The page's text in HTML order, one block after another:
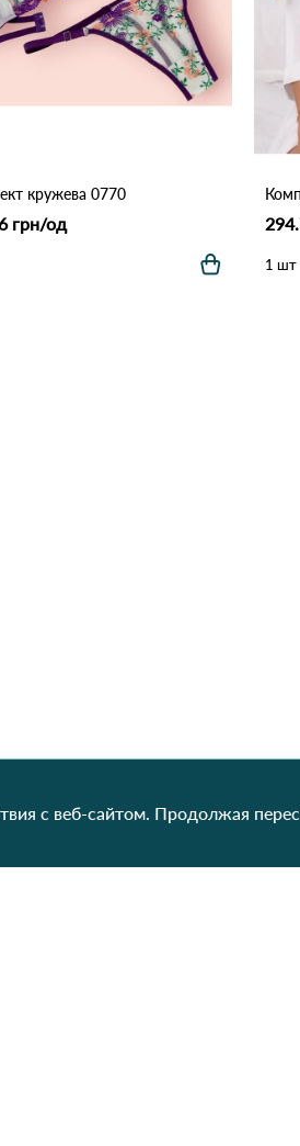
кружева 0770
грн/од
1 шт
с веб-сайтом. Продолжая